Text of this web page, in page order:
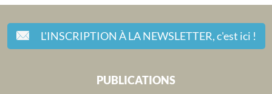
L'INSCRIPTION À LA NEWSLETTER,c'est ici !
PUBLICATIONS